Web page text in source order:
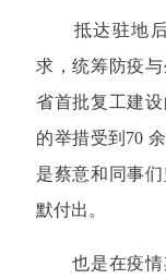
抵达驻地
求，统筹防疫
省首批复工建
的举措受到70
是蔡意和同事
默付出。
也是在疫